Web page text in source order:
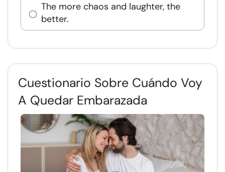
The more chaos and laughter, the
better.
Cuestionario Sobre Cuándo Voy
A Quedar Embarazada